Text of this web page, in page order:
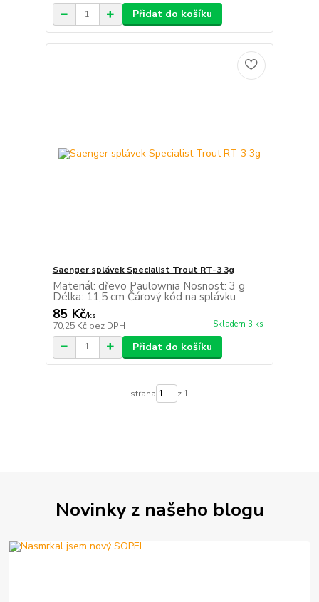
Přidat do košíku
Saenger splávek Specialist Trout RT-3 3g
Materiál: dřevo Paulownia Nosnost: 3 g
Délka: 11,5 cm Čárový kód na splávku
85 Kč/ks
70,25 Kč bez DPH Skladem 3 ks
Přidat do košíku
strana z 1
Novinky z našeho blogu